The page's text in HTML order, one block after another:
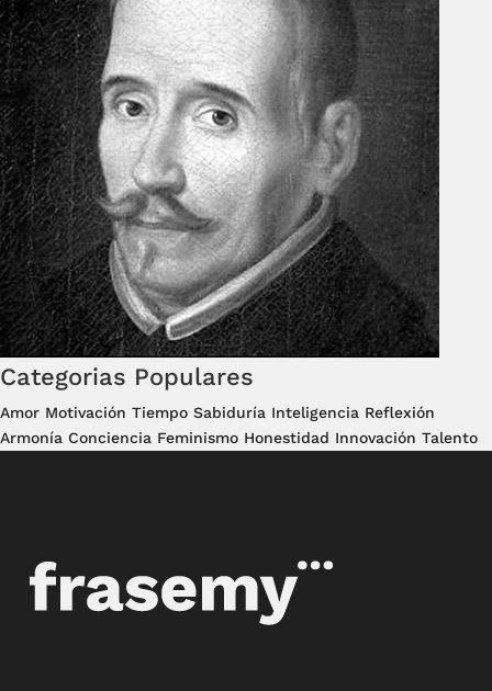
Categorias Populares
Amor Motivación Tiempo Sabiduría Inteligencia Reflexión
Armonía Conciencia Feminismo Honestidad Innovación Talento